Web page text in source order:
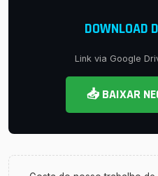
DOWNLOAD
Link via Google
📥 BAIXAR